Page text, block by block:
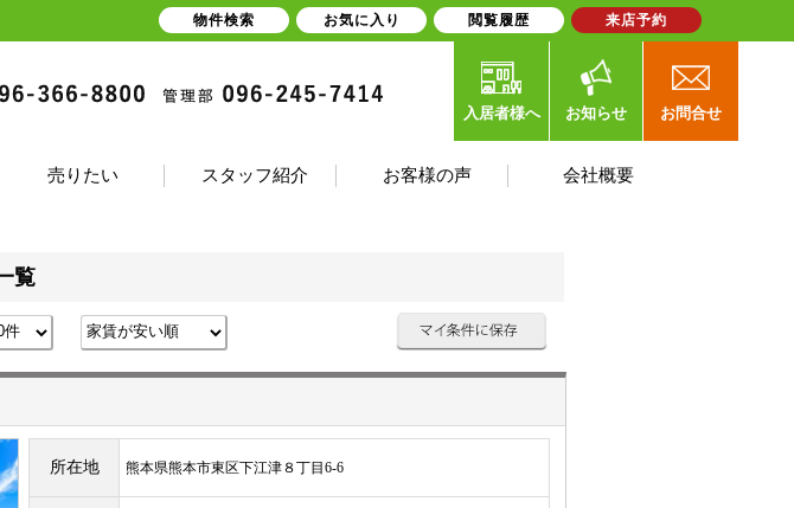
入居者様へ お知らせ お問合せ
売りたい スタッフ紹介 お客様の声 会社概要
覧
所在地 熊本県熊本市東区下江津８丁目6-6
物件検索 お気に入り 閲覧履歴 来店予約